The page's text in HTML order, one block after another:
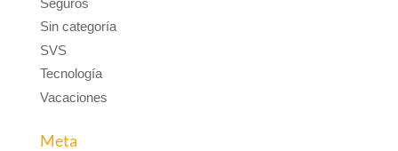
Sin categoría
SVS
Tecnología
Vacaciones
Meta